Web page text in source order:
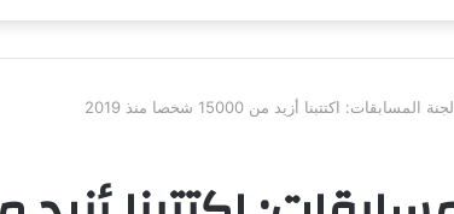
لجنة المسابقات: اكتتبنا أزيد من 15000 شخصا منذ 2019